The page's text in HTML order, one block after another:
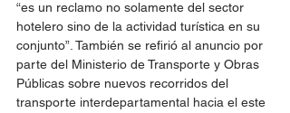
“es un reclamo no solamente del sector
hotelero sino de la actividad turística en su
conjunto”. También se refirió al anuncio por
parte del Ministerio de Transporte y Obras
Públicas sobre nuevos recorridos del
transporte interdepartamental hacia el este